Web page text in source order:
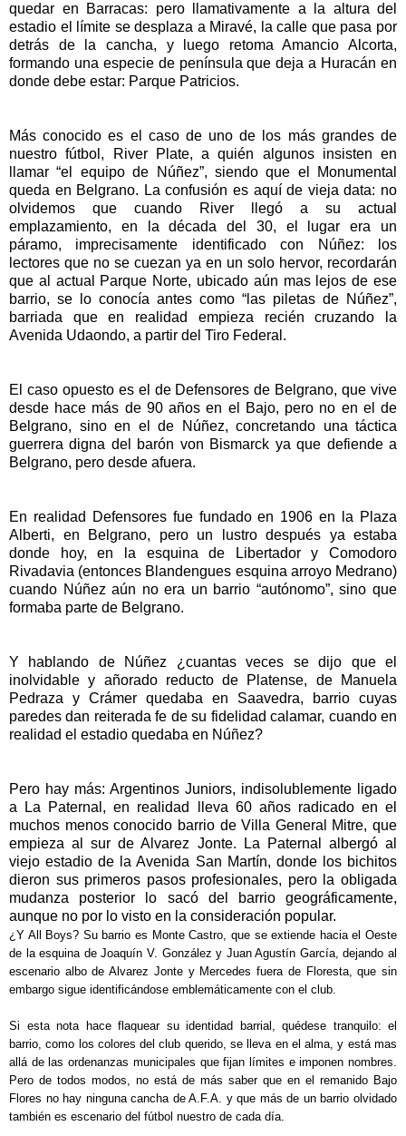
quedar en Barracas: pero llamativamente a la altura del
estadio el límite se desplaza a Miravé, la calle que pasa por
detrás de la cancha, y luego retoma Amancio Alcorta,
formando una especie de península que deja a Huracán en
donde debe estar: Parque Patricios.
Más conocido es el caso de uno de los más grandes de
nuestro fútbol, River Plate, a quién algunos insisten en
llamar “el equipo de Núñez”, siendo que el Monumental
queda en Belgrano. La confusión es aquí de vieja data: no
olvidemos que cuando River llegó a su actual
emplazamiento, en la década del 30, el lugar era un
páramo, imprecisamente identificado con Núñez: los
lectores que no se cuezan ya en un solo hervor, recordarán
que al actual Parque Norte, ubicado aún mas lejos de ese
barrio, se lo conocía antes como “las piletas de Núñez”,
barriada que en realidad empieza recién cruzando la
Avenida Udaondo, a partir del Tiro Federal.
El caso opuesto es el de Defensores de Belgrano, que vive
desde hace más de 90 años en el Bajo, pero no en el de
Belgrano, sino en el de Núñez, concretando una táctica
guerrera digna del barón von Bismarck ya que defiende a
Belgrano, pero desde afuera.
En realidad Defensores fue fundado en 1906 en la Plaza
Alberti, en Belgrano, pero un lustro después ya estaba
donde hoy, en la esquina de Libertador y Comodoro
Rivadavia (entonces Blandengues esquina arroyo Medrano)
cuando Núñez aún no era un barrio “autónomo”, sino que
formaba parte de Belgrano.
Y hablando de Núñez ¿cuantas veces se dijo que el
inolvidable y añorado reducto de Platense, de Manuela
Pedraza y Crámer quedaba en Saavedra, barrio cuyas
paredes dan reiterada fe de su fidelidad calamar, cuando en
realidad el estadio quedaba en Núñez?
Pero hay más: Argentinos Juniors, indisolublemente ligado
a La Paternal, en realidad lleva 60 años radicado en el
muchos menos conocido barrio de Villa General Mitre, que
empieza al sur de Alvarez Jonte. La Paternal albergó al
viejo estadio de la Avenida San Martín, donde los bichitos
dieron sus primeros pasos profesionales, pero la obligada
mudanza posterior lo sacó del barrio geográficamente,
aunque no por lo visto en la consideración popular.
¿Y All Boys? Su barrio es Monte Castro, que se extiende hacia el Oeste
de la esquina de Joaquín V. González y Juan Agustín García, dejando al
escenario albo de Alvarez Jonte y Mercedes fuera de Floresta, que sin
embargo sigue identificándose emblemáticamente con el club.
Si esta nota hace flaquear su identidad barrial, quédese tranquilo: el
barrio, como los colores del club querido, se lleva en el alma, y está mas
allá de las ordenanzas municipales que fijan límites e imponen nombres.
Pero de todos modos, no está de más saber que en el remanido Bajo
Flores no hay ninguna cancha de A.F.A. y que más de un barrio olvidado
también es escenario del fútbol nuestro de cada día.